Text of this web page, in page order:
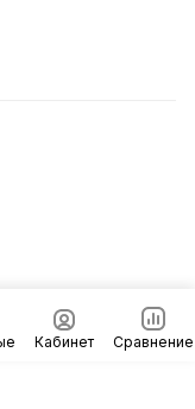
Кабинет Сравнение